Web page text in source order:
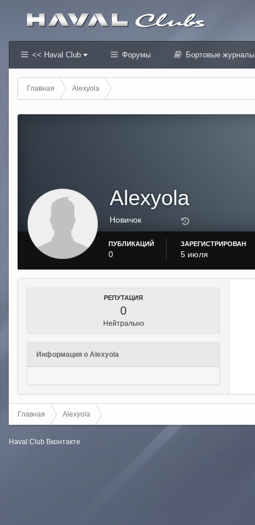
<< Haval Club Форумы Бортовые журналы
Главная Alexyola
Alexyola
Новичок
ПУБЛИКАЦИЙ
0
ЗАРЕГИСТРИРОВАН
5 июля
РЕПУТАЦИЯ
0
Нейтрально
Информация о Alexyola
Главная Alexyola
Haval Club Вконтакте